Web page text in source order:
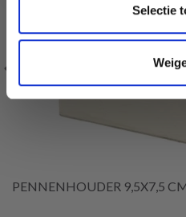
Selectie
PENNENHOUDER 9,5X7,5